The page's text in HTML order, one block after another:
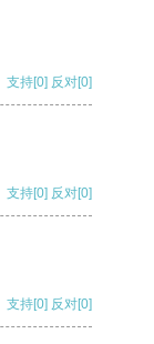
支持[0] 反对[0]
支持[0] 反对[0]
支持[0] 反对[0]